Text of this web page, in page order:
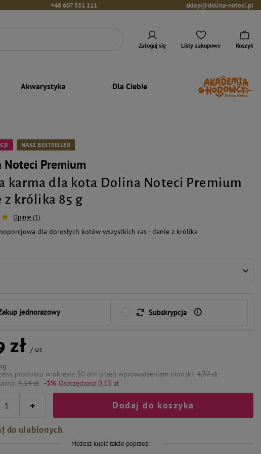
+48 607 551 111 sklep@dolina-noteci.pl
Zaloguj się Listy zakupowe Koszyk
Akwarystyka Dla Ciebie
NASZ BESTSELLER
Noteci Premium
karma dla kota Dolina Noteci Premium
z królika 85 g
Opinie (1)
dla dorosłych kotów wszystkich ras - danie z królika
jednorazowy Subskrypcja
zł /szt.
produktu w okresie 30 dni przed wprowadzeniem obniżki: 4,37 zł
5,14 zł -3% Oszczędzasz 0,15 zł
+ Dodaj do koszyka
do ulubionych
Możesz kupić także poprzez: